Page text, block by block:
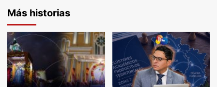
Más historias